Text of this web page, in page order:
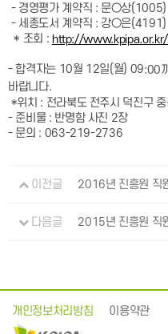
- 경영평가 계약직 : 문○상(1005)
- 세종도서 계약직 : 강○은(4191)
* 조회 : http://
- 합격자는 10월 12일(월) 09:00
바랍니다.
*위치 : 전라북도 전주시 덕진구
- 준비물 : 반명함 사진 2장
- 문의 : 063-219-2736
이전글 2016년 진흥원 직
다음글
2015년 진흥원 직
개인정보처리방침 이용약관